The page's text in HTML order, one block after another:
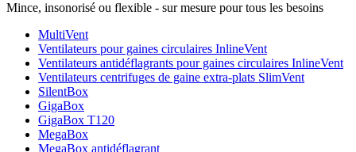
Mince, insonorisé ou flexible - sur mesure pour tous les besoins
MultiVent
Ventilateurs pour gaines circulaires InlineVent
Ventilateurs antidéflagrants pour gaines circulaires InlineVent
Ventilateurs centrifuges de gaine extra-plats SlimVent
SilentBox
GigaBox
GigaBox T120
MegaBox
MegaBox antidéflagrant